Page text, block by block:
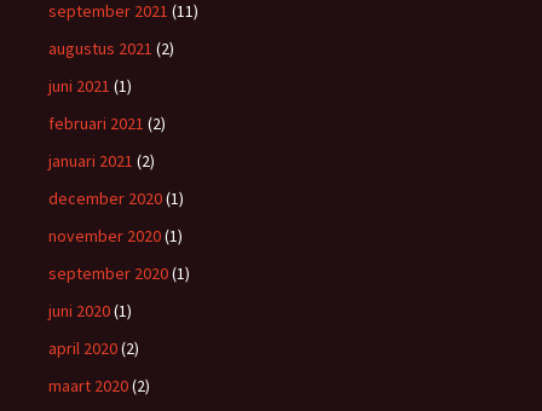
september 2021 (11)
augustus 2021 (2)
juni 2021 (1)
februari 2021 (2)
januari 2021 (2)
december 2020(1)
november 2020(1)
september 2020(1)
juni 2020(1)
april 2020(2)
maart 2020(2)